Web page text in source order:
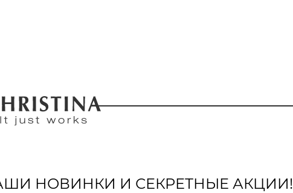
НОВИНКИ И СЕКРЕТНЫЕ АКЦИИ!